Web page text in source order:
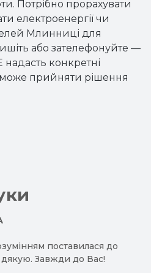
Потрібно прорахувати
електроенергії чи
Млинниці для
або зателефонуйте —
конкретні
прийняти рішення
поставилася до
Завжди до Вас!